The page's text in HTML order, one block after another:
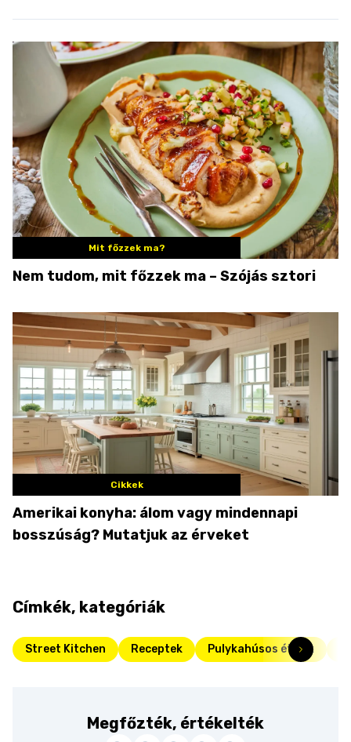
Mit főzzek ma?
Nem tudom, mit főzzek ma – Szójás sztori
Cikkek
Amerikai konyha: álom vagy mindennapi
bosszúság? Mutatjuk az érveket
Címkék, kategóriák
Street Kitchen Receptek Pulykahúsos ételek
Megfőzték, értékelték